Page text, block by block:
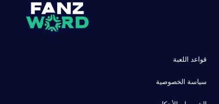
قواعد اللعبة
سياسة الخصوصية